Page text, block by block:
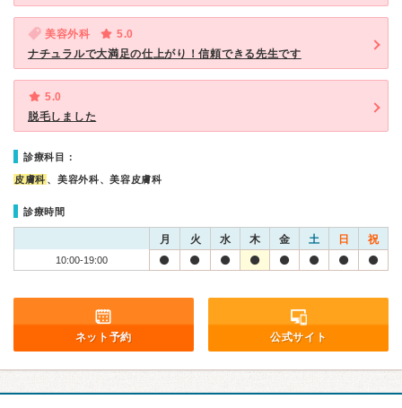
美容外科
5.0
ナチュラルで大満足の仕上がり！信頼できる先生です
5.0
脱毛しました
診療科目：
皮膚科 、美容外科、美容皮膚科
診療時間
月 火 水 木 金 土 日 祝
10:00-19:00
ネット予約 公式サイト